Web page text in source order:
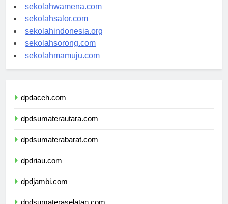
sekolahnabire.com
sekolahwamena.com
sekolahsalor.com
sekolahindonesia.org
sekolahsorong.com